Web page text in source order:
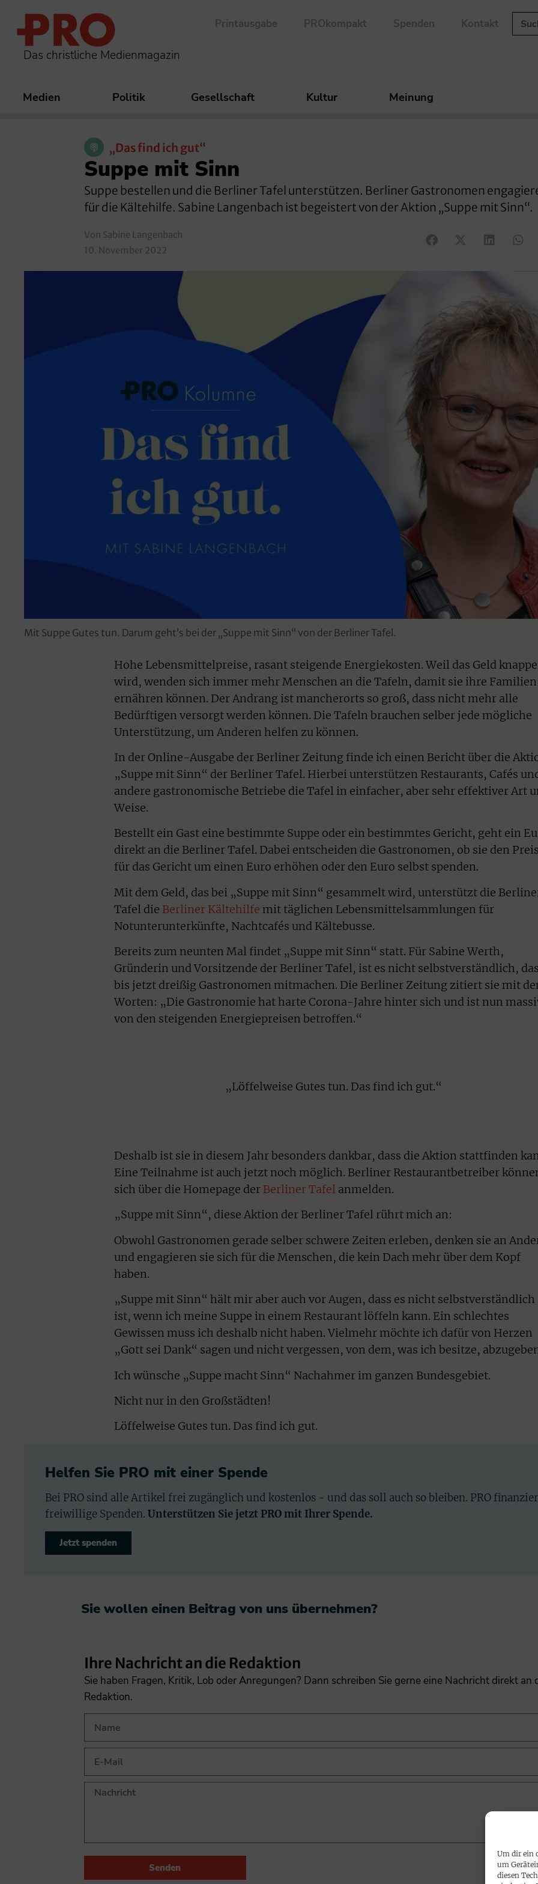
Um dir ein
um
diesen
Das christliche Medienmagazin
Printausgabe PROkompakt Spenden Kontakt
Medien Politik Gesellschaft Kultur Meinung
„Das find ich gut“
Suppe mit Sinn
Suppe bestellen und die Berliner Tafel unterstützen. Berliner Gastronomen
für die Kältehilfe. Sabine Langenbach ist begeistert von der Aktion „Suppe mit Sinn“.
Von Sabine Langenbach
10. November 2022
Mit Suppe Gutes tun. Darum geht’s bei der „Suppe mit Sinn“ von der Berliner Tafel.
Hohe Lebensmittelpreise, rasant steigende Energiekosten. Weil das Geld
wird, wenden sich immer mehr Menschen an die Tafeln, damit sie ihre Familien
ernähren können. Der Andrang ist mancherorts so groß, dass nicht mehr alle
Bedürftigen versorgt werden können. Die Tafeln brauchen selber jede mögliche
Unterstützung, um Anderen helfen zu können.
In der Online-Ausgabe der Berliner Zeitung finde ich einen Bericht über die
„Suppe mit Sinn“ der Berliner Tafel. Hierbei unterstützen Restaurants, Cafés
andere gastronomische Betriebe die Tafel in einfacher, aber sehr effektiver Art
Weise.
Bestellt ein Gast eine bestimmte Suppe oder ein bestimmtes Gericht, geht ein
direkt an die Berliner Tafel. Dabei entscheiden die Gastronomen, ob sie den Preis
für das Gericht um einen Euro erhöhen oder den Euro selbst spenden.
Mit dem Geld, das bei „Suppe mit Sinn“ gesammelt wird, unterstützt die
Tafel die Berliner Kältehilfe mit täglichen Lebensmittelsammlungen für
Notunterunterkünfte, Nachtcafés und Kältebusse.
Bereits zum neunten Mal findet „Suppe mit Sinn“ statt. Für Sabine Werth,
Gründerin und Vorsitzende der Berliner Tafel, ist es nicht selbstverständlich,
bis jetzt dreißig Gastronomen mitmachen. Die Berliner Zeitung zitiert sie mit
Worten: „Die Gastronomie hat harte Corona-Jahre hinter sich und ist nun
von den steigenden Energiepreisen betroffen.“
„Löffelweise Gutes tun. Das find ich gut.“
Deshalb ist sie in diesem Jahr besonders dankbar, dass die Aktion stattfinden
Eine Teilnahme ist auch jetzt noch möglich. Berliner Restaurantbetreiber
sich über die Homepage der Berliner Tafel anmelden.
„Suppe mit Sinn“, diese Aktion der Berliner Tafel rührt mich an:
Obwohl Gastronomen gerade selber schwere Zeiten erleben, denken sie an
und engagieren sie sich für die Menschen, die kein Dach mehr über dem Kopf
haben.
„Suppe mit Sinn“ hält mir aber auch vor Augen, dass es nicht selbstverständlich
ist, wenn ich meine Suppe in einem Restaurant löffeln kann. Ein schlechtes
Gewissen muss ich deshalb nicht haben. Vielmehr möchte ich dafür von Herzen
„Gott sei Dank“ sagen und nicht vergessen, von dem, was ich besitze,
Ich wünsche „Suppe macht Sinn“ Nachahmer im ganzen Bundesgebiet.
Nicht nur in den Großstädten!
Löffelweise Gutes tun. Das find ich gut.
Helfen Sie PRO mit einer Spende
Bei PRO sind alle Artikel frei zugänglich und kostenlos - und das soll auch so bleiben. PRO
freiwillige Spenden. Unterstützen Sie jetzt PRO mit Ihrer Spende.
Jetzt spenden
Sie wollen einen Beitrag von uns übernehmen?​
Ihre Nachricht an die Redaktion
Sie haben Fragen, Kritik, Lob oder Anregungen? Dann schreiben Sie gerne eine Nachricht direkt an
Redaktion.
Senden